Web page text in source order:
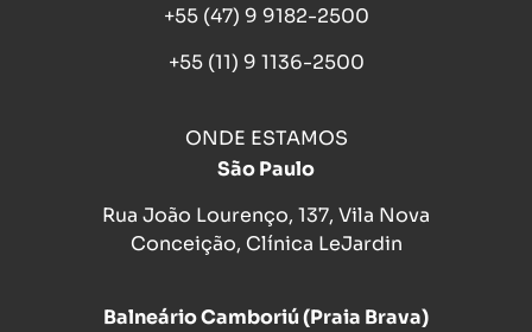
+55 (47) 9 9182-2500
+55 (11) 9 1136-2500
ONDE ESTAMOS
São Paulo
Rua João Lourenço, 137, Vila Nova
Conceição, Clínica LeJardin
Balneário Camboriú (Praia Brava)